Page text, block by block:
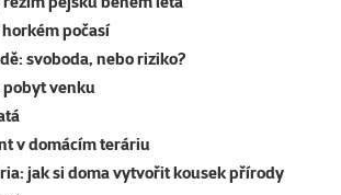
horkém počasí
svoboda, nebo riziko?
venku
v domácím teráriu
jak si doma vytvořit kousek přírody